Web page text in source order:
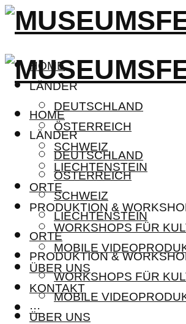
HOME
LÄNDER
DEUTSCHLAND
ÖSTERREICH
SCHWEIZ
LIECHTENSTEIN
ORTE
PRODUKTION &
WORKSHOPS FÜR
MOBILE
ÜBER UNS
KONTAKT
···
HOME
LÄNDER
DEUTSCHLAND
ÖSTERREICH
SCHWEIZ
LIECHTENSTEIN
ORTE
PRODUKTION &
WORKSHOPS FÜR
MOBILE
ÜBER UNS